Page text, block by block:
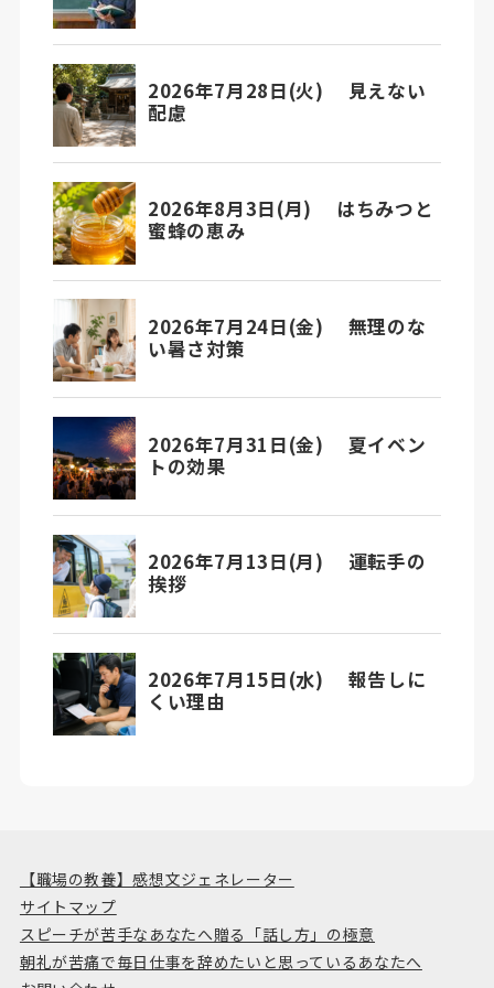
【職場の教養】感想文ジェネレーター
サイトマップ
スピーチが苦手なあなたへ贈る「話し方」の極意
朝礼が苦痛で毎日仕事を辞めたいと思っているあなたへ